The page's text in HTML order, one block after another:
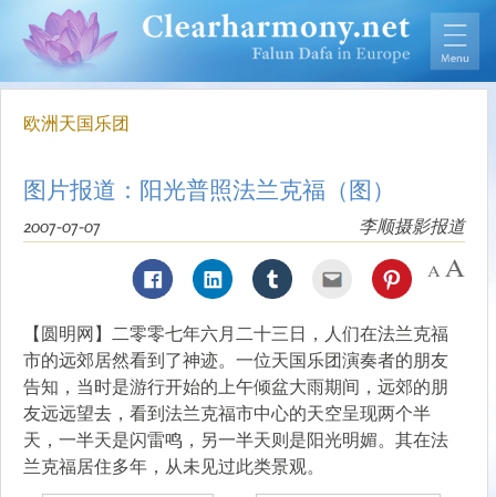
欧洲天国乐团
图片报道：阳光普照法兰克福（图）
李顺摄影报道
2007-07-07
【圆明网】二零零七年六月二十三日，人们在法兰克福
市的远郊居然看到了神迹。一位天国乐团演奏者的朋友
告知，当时是游行开始的上午倾盆大雨期间，远郊的朋
友远远望去，看到法兰克福市中心的天空呈现两个半
天，一半天是闪雷鸣，另一半天则是阳光明媚。其在法
兰克福居住多年，从未见过此类景观。